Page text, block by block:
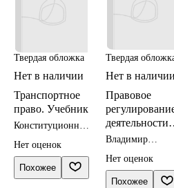
Твердая обложка
Нет в наличии
Транспортное
право. Учебник
Конституционное
Нет оценок
Похожее
Твердая
Нет в наличии
Правовое
деятельности
морского
Монография
Владимир
Нет оценок
Похожее